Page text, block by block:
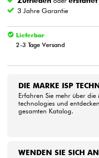
Kinder
HiFi
Sehen Sie
3 Jahre Garantie
Lieferbar
2-3 Tage Versand
DIE MARKE ISP
Erfahren Sie mehr über die
technologies und
gesamten Katalog.
WENDEN SIE SICH